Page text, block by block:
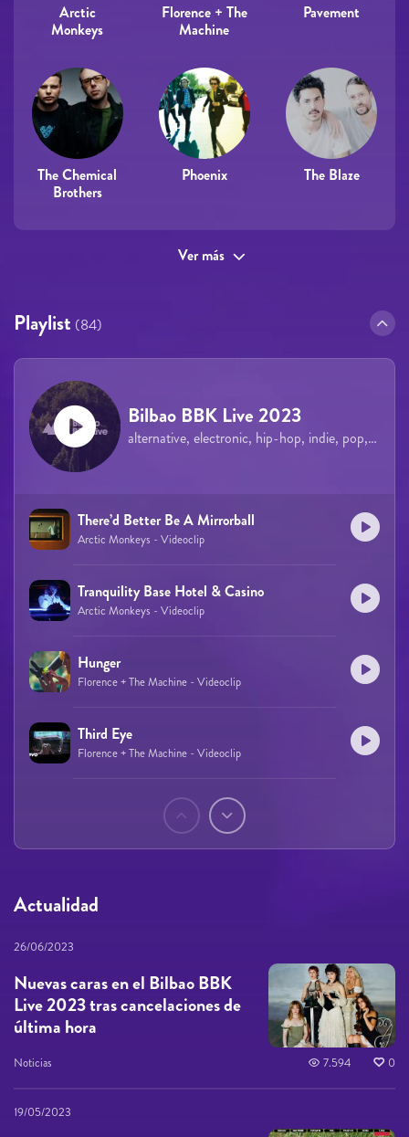
Arctic
Monkeys
Florence + The
Machine
Pavement
The Chemical
Brothers
Phoenix The Blaze
Ver más
Playlist (84)
Bilbao BBK Live 2023
alternative, electronic, hip-hop, indie, pop, rock, urban
There’d Better Be A Mirrorball
Arctic Monkeys - Videoclip
Tranquility Base Hotel & Casino
Arctic Monkeys - Videoclip
Hunger
Florence + The Machine - Videoclip
Third Eye
Florence + The Machine - Videoclip
Actualidad
26/06/2023
Nuevas caras en el Bilbao BBK
Live 2023 tras cancelaciones de
última hora
Noticias 7.594 0
19/05/2023